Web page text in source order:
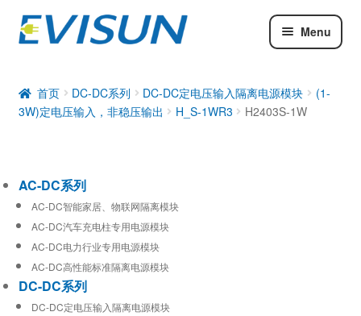
Menu
DC-DC系列
工业通信模块
首页 DC-DC系列 DC-DC定电压输入隔离电源模块
(1-
3W)定电压输入，非稳压输出
H_S-1WR3 H2403S-1W
AC-DC系列
AC-DC智能家居、物联网隔离模块
AC-DC汽车充电柱专用电源模块
AC-DC电力行业专用电源模块
AC-DC高性能标准隔离电源模块
DC-DC系列
DC-DC定电压输入隔离电源模块